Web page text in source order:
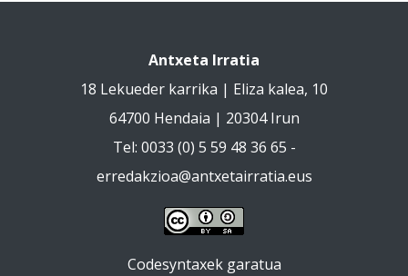
Antxeta Irratia
18 Lekueder karrika | Eliza kalea, 10
64700 Hendaia | 20304 Irun
Tel: 0033 (0) 5 59 48 36 65 -
erredakzioa@antxetairratia.eus
Codesyntaxek garatua